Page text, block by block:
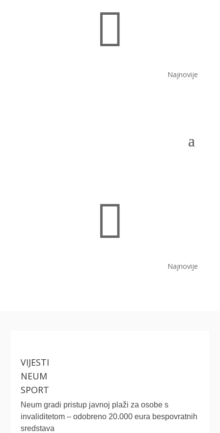

Najnovije

Najnovije
VIJESTI
NEUM
SPORT
Neum gradi pristup javnoj plaži za osobe s
invaliditetom – odobreno 20.000 eura bespovratnih
sredstava